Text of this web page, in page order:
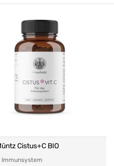
Cistus+C BIO
Immunsystem